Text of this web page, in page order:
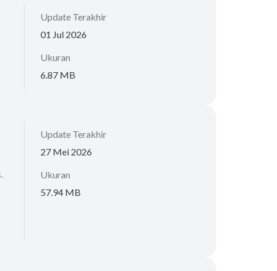
Update Terakhir
01 Jul 2026
Ukuran
6.87 MB
Update Terakhir
27 Mei 2026
Ukuran
57.94 MB